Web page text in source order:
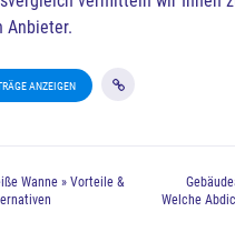
Anbieter.
ANZEIGEN
Wanne » Vorteile &
Welche